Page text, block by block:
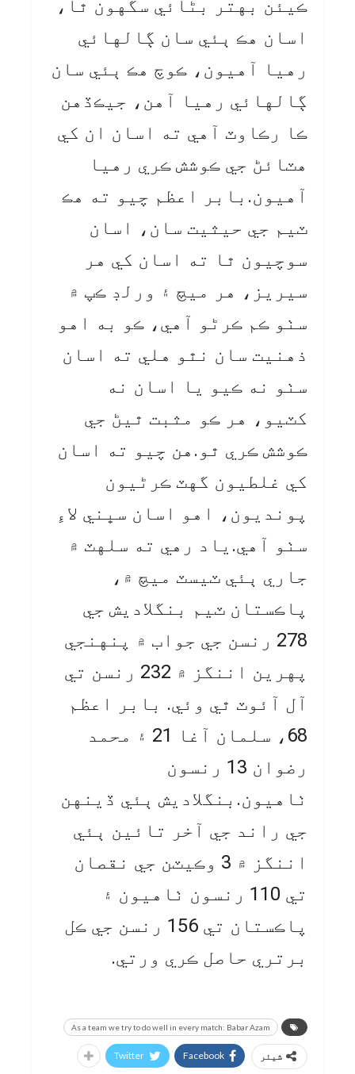
ڪيئن بهتر بڻائي سگهون ٿا،
اسان هڪ ٻئي سان ڳالهائي
رهيا آهيون، ڪوچ هڪ ٻئي سان
ڳالهائي رهيا آهن، جيڪڏهن
ڪا رڪاوٽ آهي ته اسان ان کي
هٽائڻ جي ڪوشش ڪري رهيا
آهيون.بابر اعظم چيو ته هڪ
ٽيم جي حيثيت سان، اسان
سوچيون ٿا ته اسان کي هر
سيريز، هر ميچ ۽ ورلڊ ڪپ ۾
سٺو ڪم ڪرڻو آهي، ڪو به اهو
ذهنيت سان نٿو هلي ته اسان
سٺو نه ڪيو يا اسان نه
کٽيو، هر ڪو مثبت ٿيڻ جي
ڪوشش ڪري ٿو.هن چيو ته اسان
کي غلطيون گهٽ ڪرڻيون
پونديون، اهو اسان سڀني لاءِ
سٺو آهي.ياد رهي ته سلهٽ ۾
جاري ٻئي ٽيسٽ ميچ ۾،
پاڪستان ٽيم بنگلاديش جي
278 رنسن جي جواب ۾ پنهنجي
پهرين اننگز ۾ 232 رنسن تي
آل آئوٽ ٿي وئي. بابر اعظم
68، سلمان آغا 21 ۽ محمد
رضوان 13 رنسون
ٺاهيون.بنگلاديش ٻئي ڏينهن
جي راند جي آخر تائين ٻئي
اننگز ۾ 3 وڪيٽن جي نقصان
تي 110 رنسون ٺاهيون ۽
پاڪستان تي 156 رنسن جي ڪل
برتري حاصل ڪري ورتي.
As a team we try to do well in every match: Babar Azam
شیئر Facebook
Twitter